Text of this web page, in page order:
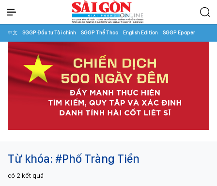
中文 SGGP Đầu tư Tài chính SGGP Thể Thao English Edition SGGP Epaper
Từ khóa: #Phố Tràng Tiền
có 2 kết quả